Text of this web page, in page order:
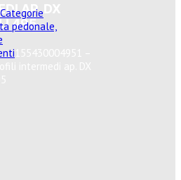
AP. DX
495
Categorie
pedonale,